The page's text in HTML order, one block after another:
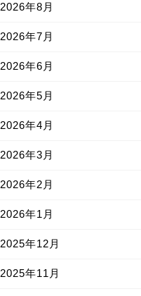
2026年8月
2026年7月
2026年6月
2026年5月
2026年4月
2026年3月
2026年2月
2026年1月
2025年12月
2025年11月